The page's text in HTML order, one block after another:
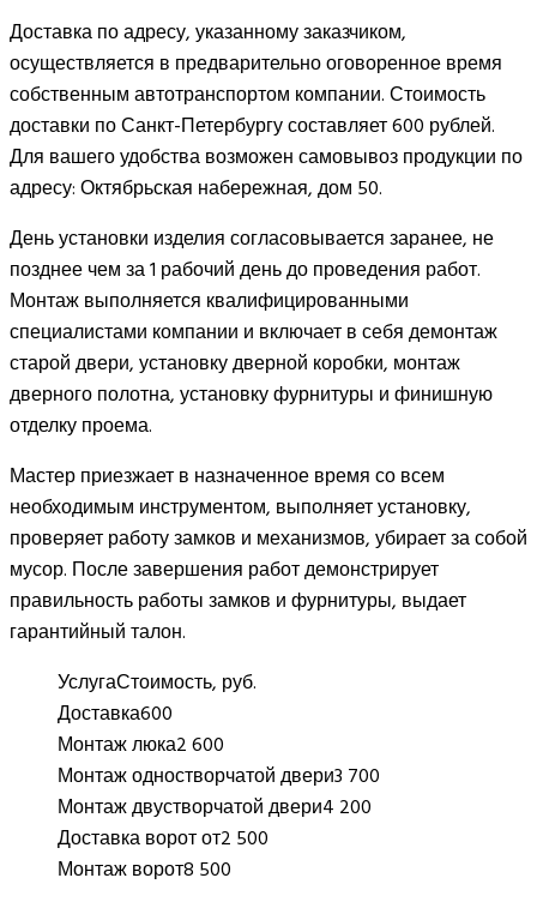
Доставка по адресу, указанному заказчиком,
осуществляется в предварительно оговоренное время
собственным автотранспортом компании. Стоимость
доставки по Санкт-Петербургу составляет 600 рублей.
Для вашего удобства возможен самовывоз продукции по
адресу: Октябрьская набережная, дом 50.
День установки изделия согласовывается заранее, не
позднее чем за 1 рабочий день до проведения работ.
Монтаж выполняется квалифицированными
специалистами компании и включает в себя демонтаж
старой двери, установку дверной коробки, монтаж
дверного полотна, установку фурнитуры и финишную
отделку проема.
Мастер приезжает в назначенное время со всем
необходимым инструментом, выполняет установку,
проверяет работу замков и механизмов, убирает за собой
мусор. После завершения работ демонстрирует
правильность работы замков и фурнитуры, выдает
гарантийный талон.
УслугаСтоимость, руб.
Доставка600
Монтаж люка2 600
Монтаж одностворчатой двери3 700
Монтаж двустворчатой двери4 200
Доставка ворот от2 500
Монтаж ворот8 500